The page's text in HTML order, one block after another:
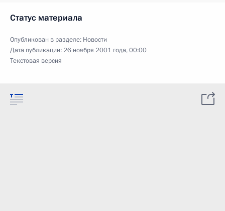
Статус материала
Опубликован в разделе: Новости
Дата публикации:26 ноября 2001 года, 00:00
Текстовая версия